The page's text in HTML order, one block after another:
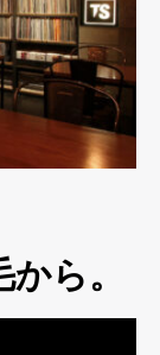
ら。